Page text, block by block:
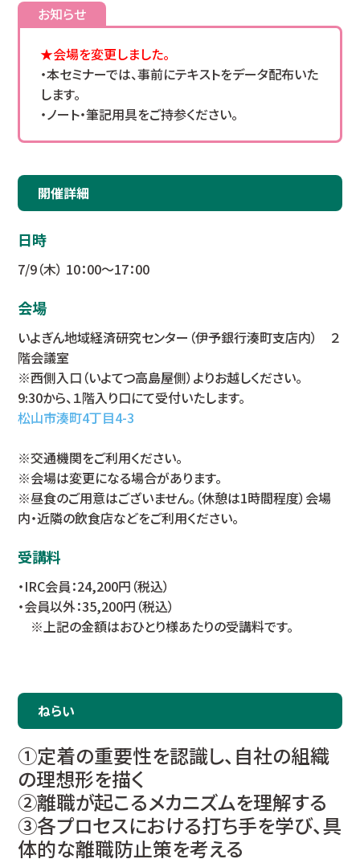
お知らせ
★会場を変更しました。
・本セミナーでは、事前にテキストをデータ配布いた
します。
・ノート・筆記用具をご持参ください。
開催詳細
日時
7/9（木） 10：00～17：00
会場
いよぎん地域経済研究センター（伊予銀行湊町支店内） ２
階会議室
※西側入口（いよてつ高島屋側）よりお越しください。
9:30から、１階入り口にて受付いたします。
松山市湊町4丁目4-3
※交通機関をご利用ください。
※会場は変更になる場合があります。
※昼食のご用意はございません。（休憩は1時間程度）会場
内・近隣の飲食店などをご利用ください。
受講料
・IRC会員：24,200円（税込）
・会員以外：35,200円（税込）
※上記の金額はおひとり様あたりの受講料です。
ねらい
①定着の重要性を認識し、自社の組織
の理想形を描く
②離職が起こるメカニズムを理解する
③各プロセスにおける打ち手を学び、具
体的な離職防止策を考える